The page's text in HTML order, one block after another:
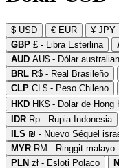
$ USD € EUR ¥ JPY
GBP £ - Libra Esterlina
AUD AU$ - Dólar
BRL R$ - Real Brasileño
CLP CL$ - Peso Chileno
HKD HK$ - Dolar de Hong
IDR Rp - Rupia Indonesia
ILS ₪ - Nuevo Séquel
MYR RM - Ringgit malayo
PLN zł - Esloti Polaco